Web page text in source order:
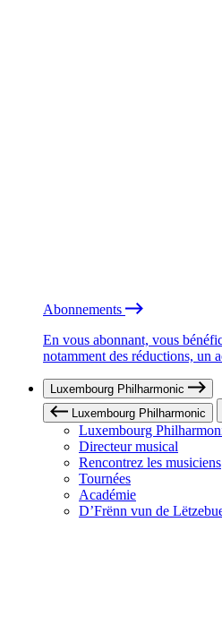
Abonnements
En vous abonnant, vous
notamment des réductions, un
Luxembourg Philharmonic
Luxembourg Philharmonic
Luxembourg
Directeur musical
Rencontrez les musiciens
Tournées
Académie
D’Frënn vun de